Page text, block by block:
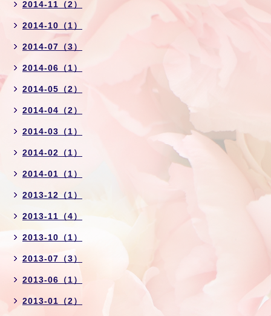
2014-11（2）
2014-10（1）
2014-07（3）
2014-06（1）
2014-05（2）
2014-04（2）
2014-03（1）
2014-02（1）
2014-01（1）
2013-12（1）
2013-11（4）
2013-10（1）
2013-07（3）
2013-06（1）
2013-01（2）